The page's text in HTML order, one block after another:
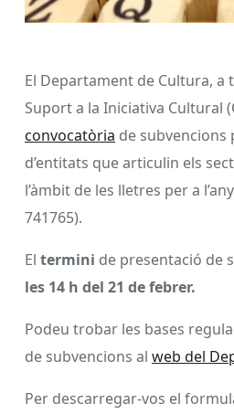
El Departament de Cultura, a
Suport a la Iniciativa Cultural
convocatòria de subvencions
d’entitats que articulin els
l’àmbit de les lletres per a
741765).
El termini de presentació de
les 14 h del 21 de febrer.
Podeu trobar les bases
de subvencions al web del
Per descarregar-vos el